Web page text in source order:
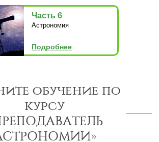
Часть 6
Астрономия
Подробнее
обучение по
курсу